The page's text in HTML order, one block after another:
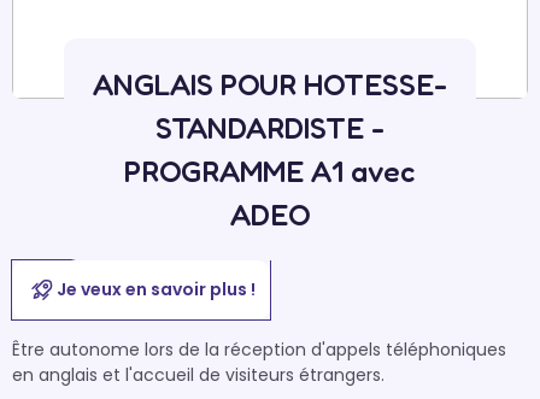
ANGLAIS POUR HOTESSE-
STANDARDISTE -
PROGRAMME A1 avec
ADEO
Je veux en savoir plus !
Être autonome lors de la réception d'appels téléphoniques